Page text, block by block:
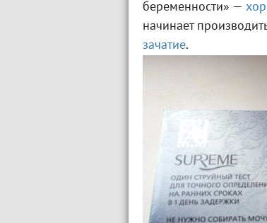
беременности» —
начинает
зачатие.